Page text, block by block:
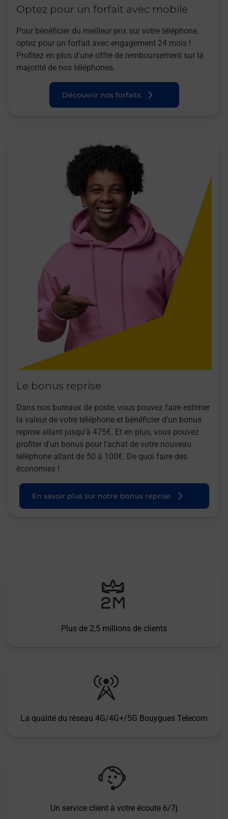
Optez pour un forfait avec mobile
Pour bénéficier du meilleur prix sur votre téléphone,
optez pour un forfait avec engagement 24 mois !
Profitez en plus d’une offre de remboursement sur la
majorité de nos téléphones.
Découvrir nos forfaits
Le bonus reprise
Dans nos bureaux de poste, vous pouvez faire estimer
la valeur de votre téléphone et bénéficier d’un bonus
reprise allant jusqu’à 475€. Et en plus, vous pouvez
profiter d’un bonus pour l’achat de votre nouveau
téléphone allant de 50 à 100€. De quoi faire des
économies !
En savoir plus sur notre bonus reprise
Plus de 2,5 millions de clients
La qualité du réseau 4G/4G+/5G Bouygues Telecom
Un service client à votre écoute 6/7j